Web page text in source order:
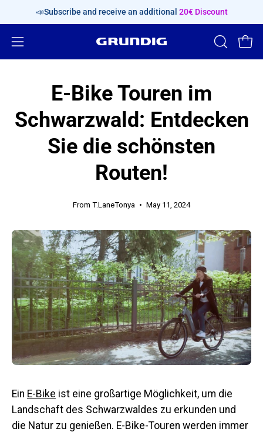
content
📣Subscribe and receive an additional 20€ Discount
Open
OPEN
SEARCH
E-Bike Touren im
Schwarzwald: Entdecken
Sie die schönsten
Routen!
From T.LaneTonya May 11, 2024
Ein E-Bike ist eine großartige Möglichkeit, um die
Landschaft des Schwarzwaldes zu erkunden und
die Natur zu genießen. E-Bike-Touren werden immer